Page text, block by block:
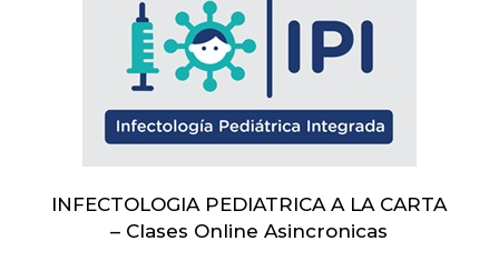
INFECTOLOGIA PEDIATRICA A LA CARTA
– Clases Online Asincronicas